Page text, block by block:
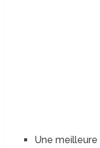
Une